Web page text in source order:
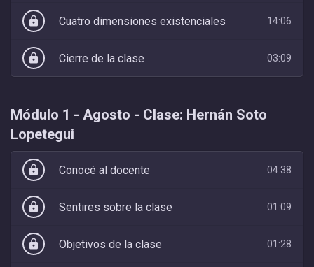
lock Cuatro dimensiones existenciales 14:06
lock Cierre de la clase 03:09
Módulo 1 - Agosto - Clase: Hernán Soto
Lopetegui
lock Conocé al docente 04:38
lock Sentires sobre la clase 01:09
lock Objetivos de la clase 01:28